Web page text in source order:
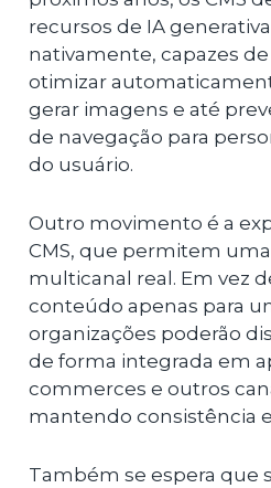
recursos de IA
nativamente, capazes
otimizar
gerar imagens e até
de navegação para
do usuário.
Outro movimento é a
CMS, que permitem
multicanal real. Em vez
conteúdo apenas para
organizações poderão
de forma integrada em
commerces e outros
mantendo consistência
Também se espera que